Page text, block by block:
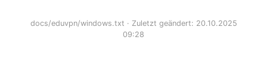
docs/eduvpn/windows.txt · Zuletzt geändert: 20.10.2025
09:28